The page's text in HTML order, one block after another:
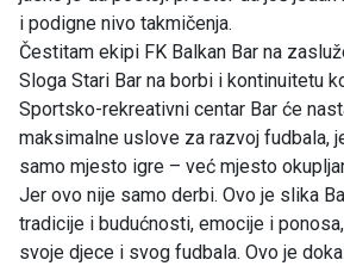
i podigne nivo takmičenja.
Čestitam ekipi FK Balkan Bar na
Sloga Stari Bar na borbi i kontinuitetu
Sportsko-rekreativni centar Bar će
maksimalne uslove za razvoj fudbala,
samo mjesto igre – već mjesto
Jer ovo nije samo derbi. Ovo je slika
tradicije i budućnosti, emocije i
svoje djece i svog fudbala. Ovo je